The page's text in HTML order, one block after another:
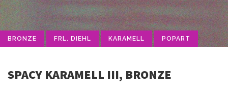
BRONZE FRL. DIEHL KARAMELL POPART
SPACY KARAMELL III, BRONZE